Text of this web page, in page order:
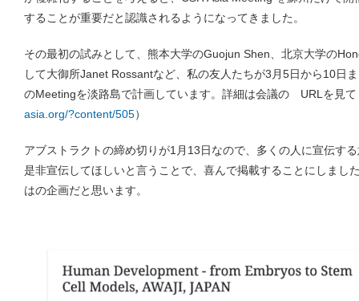
することが重要だと認識されるようになってきました。
その最初の試みとして、熊本大学のGuojun Shen、北京大学の
して大御所Janet Rossantなど、私の友人たちが3月5日から10日
のMeetingを淡路島で計画しています。詳細は会議の URLを見て
asia.org/?content/505）
アブストラクトの締め切りが1月13日なので、多くの人に宣伝す
是非宣伝してほしいと言うことで、喜んで掲載することにしまし
はの企画だと思います。